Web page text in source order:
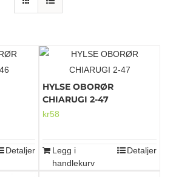
Detaljer
HYLSE OBORØR
CHIARUGI 2-47
kr58
Legg i
handlekurv
Detaljer